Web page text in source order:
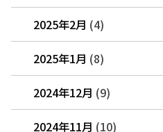
2025年2月 (4)
2025年1月 (8)
2024年12月 (9)
2024年11月 (10)